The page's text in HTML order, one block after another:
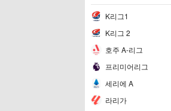
K리그1
K리그 2
호주 A-리그
프리미어리그
세리에 A
라리가